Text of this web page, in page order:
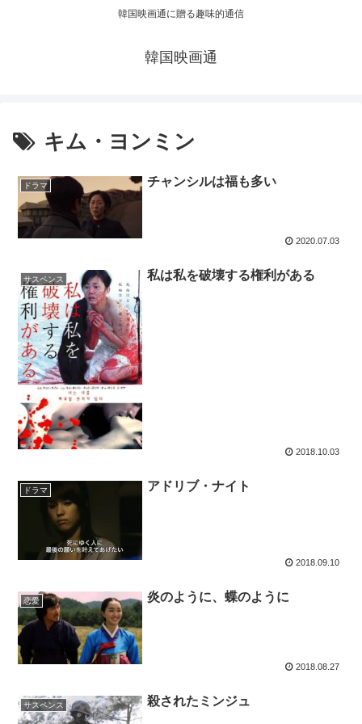
韓国映画通に贈る趣味的通信
韓国映画通
キム・ヨンミン
ドラマ チャンシルは福も多い
2020.07.03
サスペンス 私は私を破壊する権利がある
2018.10.03
ドラマ アドリブ・ナイト
2018.09.10
恋愛 炎のように、蝶のように
2018.08.27
サスペンス 殺されたミンジュ